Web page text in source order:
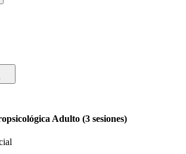
Adulto (3 sesiones)